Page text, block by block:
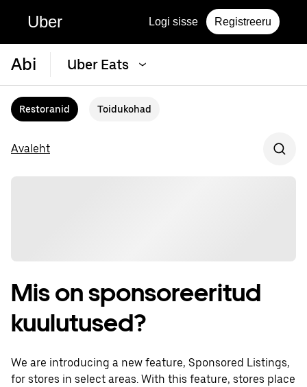
Uber Logi sisse Registreeru
Abi Uber Eats
Restoranid Toidukohad
Avaleht
Mis on sponsoreeritud
kuulutused?
We are introducing a new feature, Sponsored Listings,
for stores in select areas. With this feature, stores place